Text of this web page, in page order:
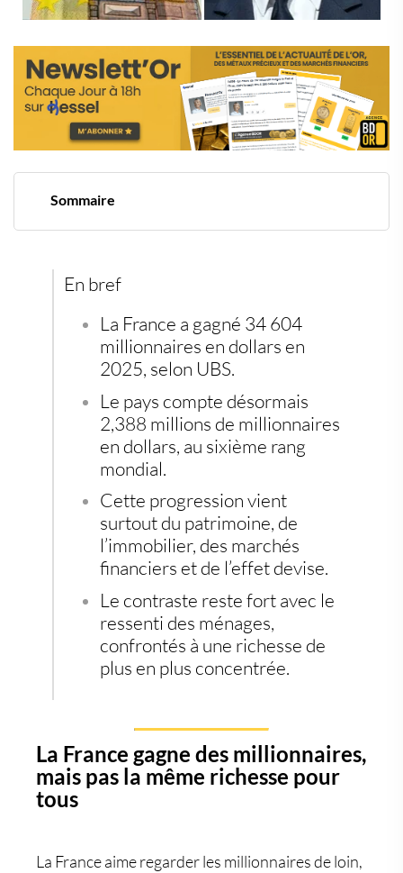
Sommaire
Le vrai sujet reste la fracture patrimoniale
Pourquoi l’or physique garde une place à part
En bref
La France a gagné 34 604
millionnaires en dollars en
2025, selon UBS.
Le pays compte désormais
2,388 millions de millionnaires
en dollars, au sixième rang
mondial.
Cette progression vient
surtout du patrimoine, de
l’immobilier, des marchés
financiers et de l’effet devise.
Le contraste reste fort avec le
ressenti des ménages,
confrontés à une richesse de
plus en plus concentrée.
La France gagne des millionnaires,
mais pas la même richesse pour
tous
La France aime regarder les millionnaires de loin,